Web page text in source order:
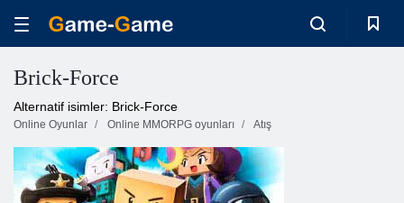
Brick-Force
Alternatif isimler: Brick-Force
Online Oyunlar Online MMORPG oyunları Atış